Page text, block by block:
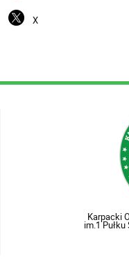
X
Karpacki
im.1